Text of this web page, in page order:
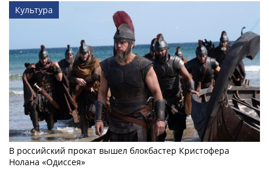
Культура
В российский прокат вышел блокбастер Кристофера
Нолана «Одиссея»